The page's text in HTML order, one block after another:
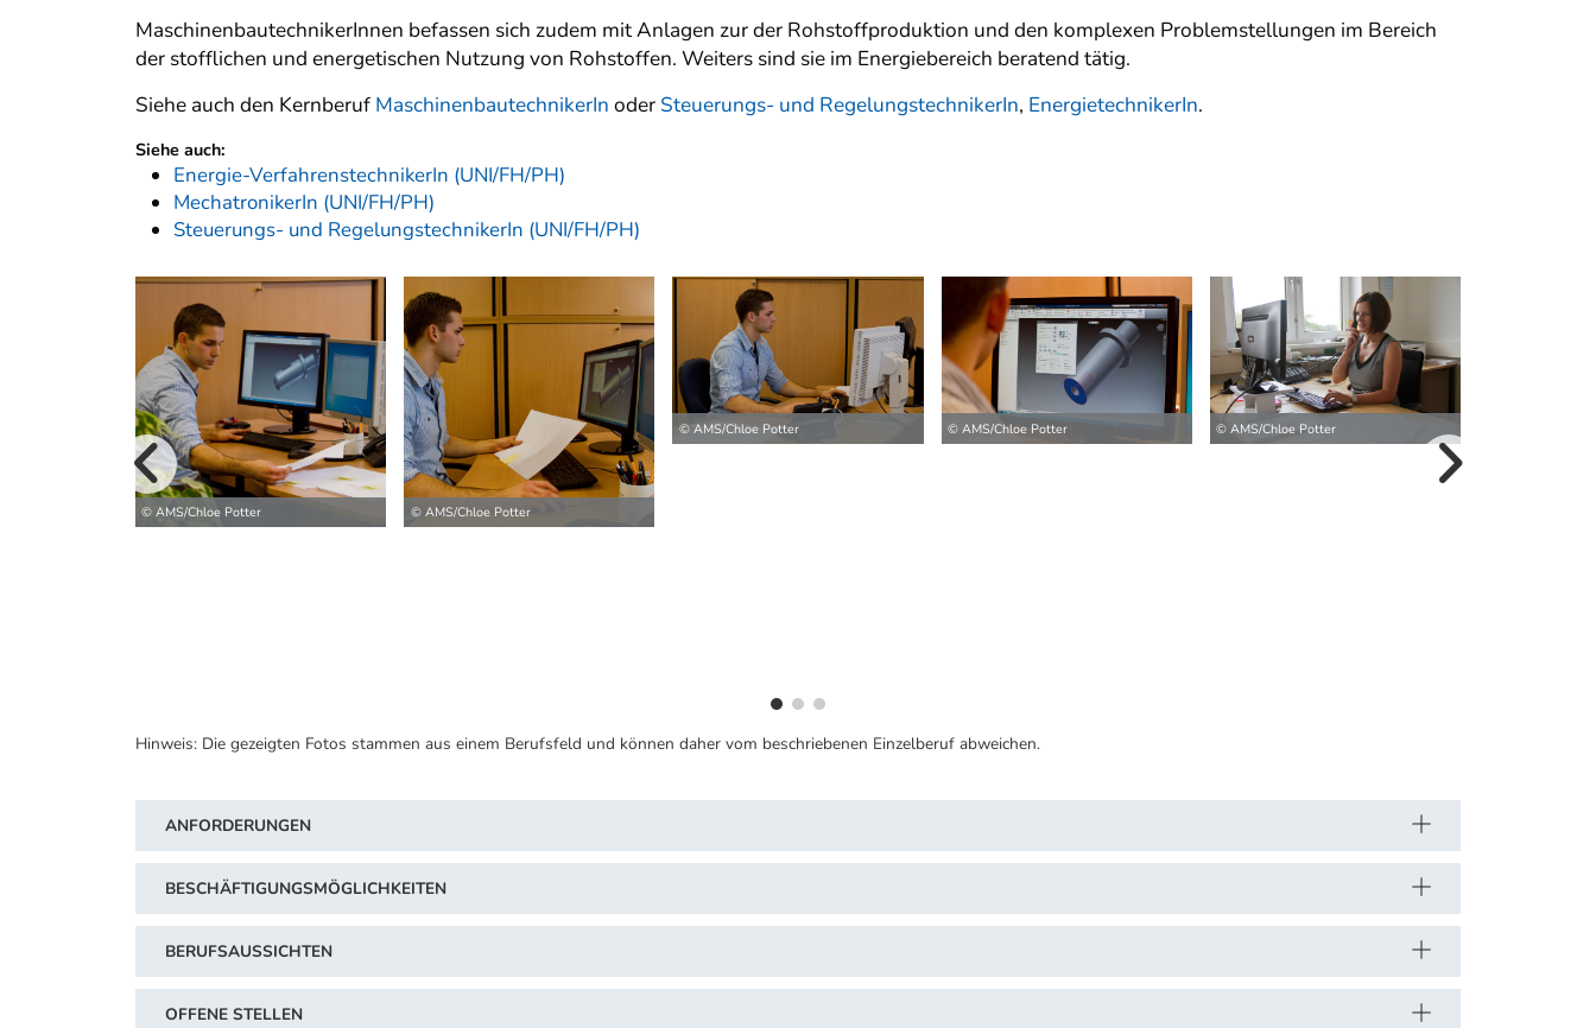
MaschinenbautechnikerInnen befassen sich zudem mit Anlagen zur der Rohstoffproduktion und den komplexen Problemstellungen im Bereich
der stofflichen und energetischen Nutzung von Rohstoffen. Weiters sind sie im Energiebereich beratend tätig.
Siehe auch den Kernberuf MaschinenbautechnikerIn oder Steuerungs- und RegelungstechnikerIn, EnergietechnikerIn.
Siehe auch:
Energie-VerfahrenstechnikerIn (UNI/FH/PH)
MechatronikerIn (UNI/FH/PH)
Steuerungs- und RegelungstechnikerIn (UNI/FH/PH)
© AMS/Chloe Potter © AMS/Chloe Potter
© AMS/Chloe Potter © AMS/Chloe Potter © AMS/Chloe Potter
vorherige Bilder
Hinweis: Die gezeigten Fotos stammen aus einem Berufsfeld und können daher vom beschriebenen Einzelberuf abweichen.
ANFORDERUNGEN
BESCHÄFTIGUNGSMÖGLICHKEITEN
BERUFSAUSSICHTEN
OFFENE STELLEN